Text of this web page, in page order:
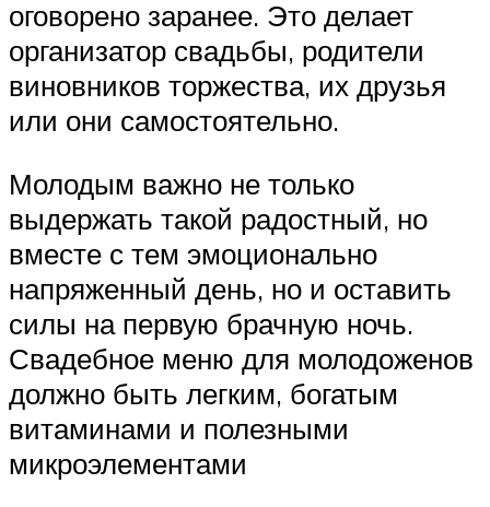
оговорено заранее. Это делает
организатор свадьбы, родители
виновников торжества, их друзья
или они самостоятельно.
Молодым важно не только
выдержать такой радостный, но
вместе с тем эмоционально
напряженный день, но и оставить
силы на первую брачную ночь.
Свадебное меню для молодоженов
должно быть легким, богатым
витаминами и полезными
микроэлементами